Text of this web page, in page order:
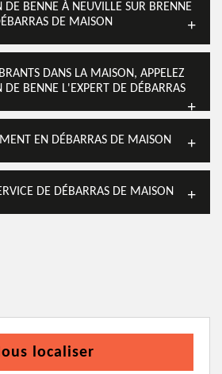
BENNE À NEUVILLE SUR BRENNE
DE MAISON
DANS LA MAISON, APPELEZ
BENNE L'EXPERT DE DÉBARRAS
EN DÉBARRAS DE MAISON
DE DÉBARRAS DE MAISON
localiser